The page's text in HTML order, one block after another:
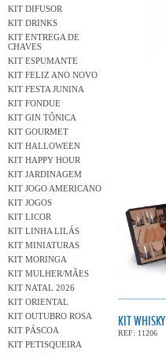
KIT DIFUSOR
KIT DRINKS
KIT ENTREGA DE
CHAVES
KIT ESPUMANTE
KIT FELIZ ANO NOVO
KIT FESTA JUNINA
KIT FONDUE
KIT GIN TÔNICA
KIT GOURMET
KIT HALLOWEEN
KIT HAPPY HOUR
KIT JARDINAGEM
KIT JOGO AMERICANO
KIT JOGOS
KIT LICOR
KIT LINHA LILÁS
KIT MINIATURAS
KIT MORINGA
KIT MULHER/MÃES
KIT NATAL 2026
KIT ORIENTAL
KIT OUTUBRO ROSA
KIT PÁSCOA
KIT PETISQUEIRA
KIT WHISKY
REF: 11206